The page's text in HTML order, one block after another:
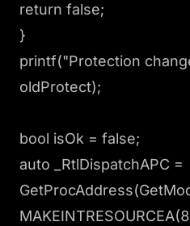
return false;
}
printf("Protection
oldProtect);
bool isOk = false;
auto _RtlDispatchAPC =